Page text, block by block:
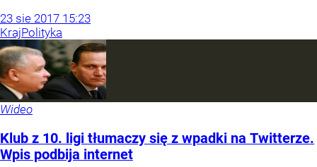
23 sie 2017 15:23
KrajPolityka
Wideo
Klub z 10. ligi tłumaczy się z wpadki na Twitterze.
Wpis podbija internet